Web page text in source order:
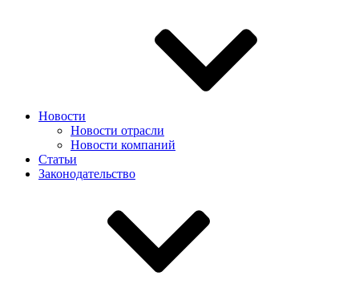
Новости
Новости отрасли
Новости компаний
Статьи
Законодательство